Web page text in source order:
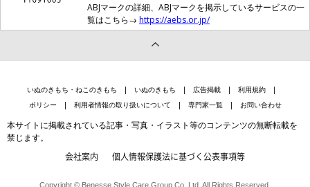
ABJマークの詳細、ABJマークを掲示しているサービスの一
覧はこちら→ https://aebs.or.jp/
いぬのきもち・ねこのきもち いぬのきもち 広告掲載
利用規約
ポリシー
利用者情報の取り扱いについて 専門家一覧 お問い合わせ
本サイトに掲載されている記事・写真・イラスト等のコンテンツの無断転載を
禁じます。
会社案内 個人情報保護法に基づく公表事項等
Copyright © Benesse Style Care Group Co.,Ltd. All Rights Reserved.